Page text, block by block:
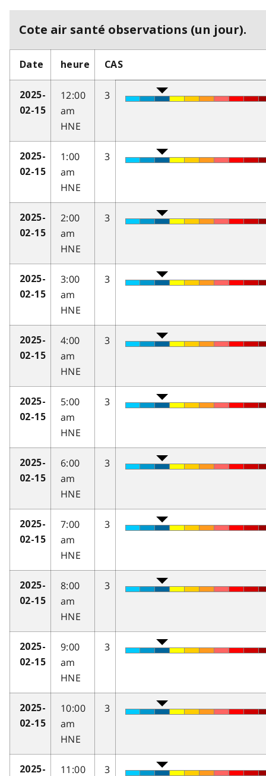
Cote air santé observations (un jour).
Date heure CAS
2025-
02-15
12:00
am
HNE
3
2025-
02-15
1:00
am
HNE
3
2025-
02-15
2:00
am
HNE
3
2025-
02-15
3:00
am
HNE
3
2025-
02-15
4:00
am
HNE
3
2025-
02-15
5:00
am
HNE
3
2025-
02-15
6:00
am
HNE
3
2025-
02-15
7:00
am
HNE
3
2025-
02-15
8:00
am
HNE
3
2025-
02-15
9:00
am
HNE
3
2025-
02-15
10:00
am
HNE
3
2025-
11:00
3